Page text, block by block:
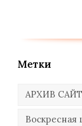
Метки
АРХИВ
Воскресная